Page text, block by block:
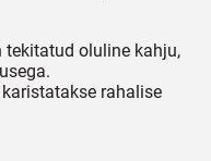
tekitatud oluline kahju,
rahalise